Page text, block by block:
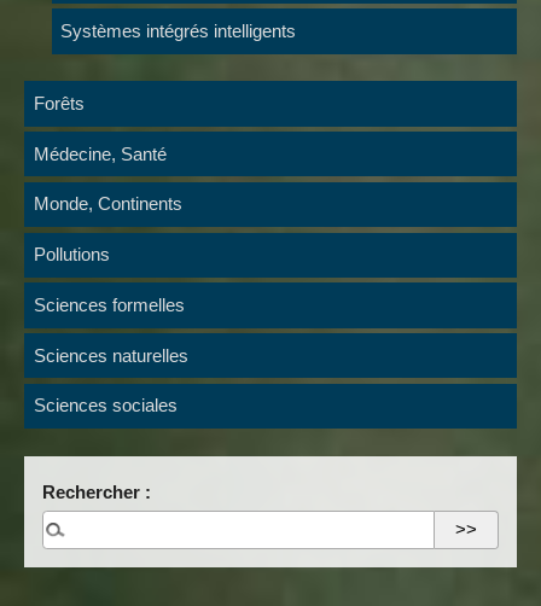
Systèmes intégrés intelligents
Forêts
Médecine, Santé
Monde, Continents
Pollutions
Sciences formelles
Sciences naturelles
Sciences sociales
Rechercher :